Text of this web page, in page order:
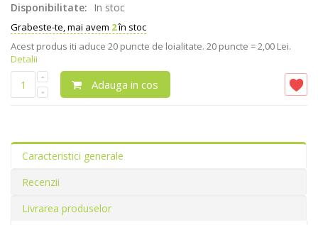
Disponibilitate: In stoc
Grabeste-te, mai avem 2în stoc
Acest produs iti aduce 20 puncte de loialitate. 20 puncte = 2,00 Lei.
Detalii
Adauga in cos
Caracteristici generale
Recenzii
Livrarea produselor